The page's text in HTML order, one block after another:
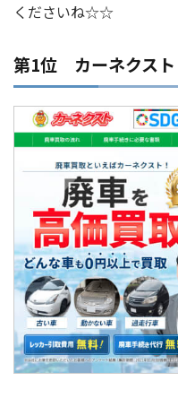
くださいね☆☆
第1位 カーネクスト